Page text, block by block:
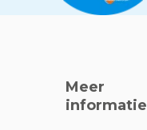
Meer
informatie